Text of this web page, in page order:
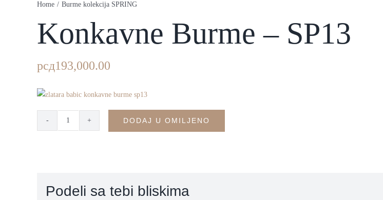
Home / Burme kolekcija SPRING
Konkavne Burme – SP13
рсд193,000.00
DODAJ U OMILJENO
Podeli sa tebi bliskima